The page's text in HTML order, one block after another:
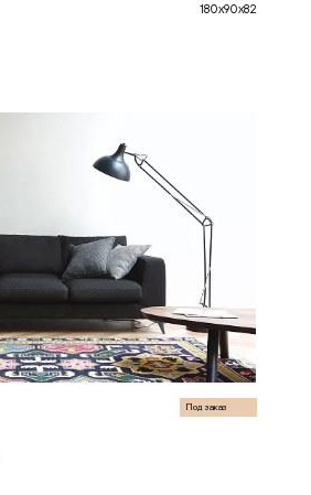
180x90x82
Под заказ